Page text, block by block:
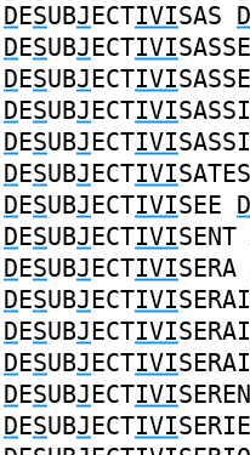
DESUBJECTIVISAS D
DESUBJECTIVI
DESUBJECTIVI
DESUBJECTIVI
DESUBJECTIVI
DESUBJECTIVISATES
DESUBJECTIVISEE D
DESUBJECTIVISENT
DESUBJECTIVISERA
DESUBJECTIVI
DESUBJECTIVI
DESUBJECTIVI
DESUBJECTIVI
DESUBJECTIVI